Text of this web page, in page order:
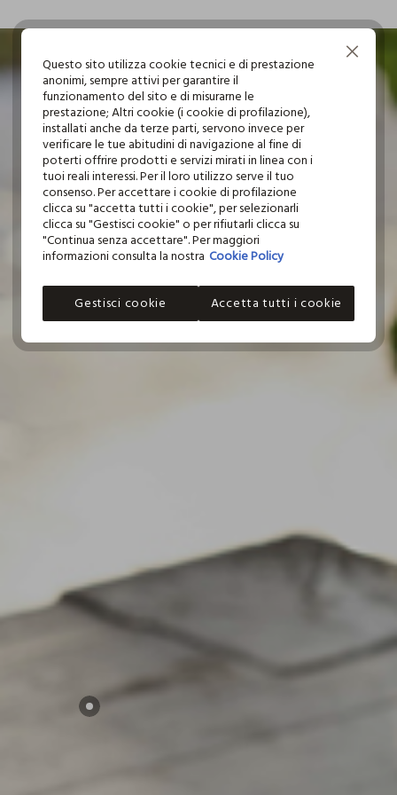
TOGNANA PORCELLANE SPA
Questo sito utilizza cookie tecnici e di prestazione
anonimi, sempre attivi per garantire il
funzionamento del sito e di misurarne le
prestazione; Altri cookie (i cookie di profilazione),
installati anche da terze parti, servono invece per
verificare le tue abitudini di navigazione al fine di
poterti offrire prodotti e servizi mirati in linea con i
tuoi reali interessi. Per il loro utilizzo serve il tuo
consenso. Per accettare i cookie di profilazione
clicca su "accetta tutti i cookie", per selezionarli
clicca su "Gestisci cookie" o per rifiutarli clicca su
"Continua senza accettare". Per maggiori
informazioni consulta la nostra Cookie Policy
Gestisci cookie Accetta tutti i cookie
Continua senza accettare